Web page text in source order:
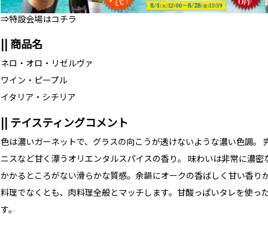
⇒特設会場はコチラ
|| 商品名
ネロ・オロ・リゼルヴァ
ワイン・ピープル
イタリア・シチリア
|| テイスティングコメント
色は濃いガーネットで、グラスの向こうが透けないような濃い色調
ニスなど甘く漂うオリエンタルスパイスの香り。 味わいは非常に濃
かかるところがない滑らかな質感。余韻にオークの香ばしく甘い香
料理でなくとも、肉料理全般とマッチします。甘酸っぱいタレを使
す。